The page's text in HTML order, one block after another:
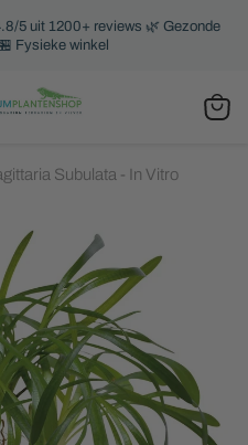
5 uit 1200+ reviews 🌿 Gezonde
Fysieke winkel
Subulata - In Vitro